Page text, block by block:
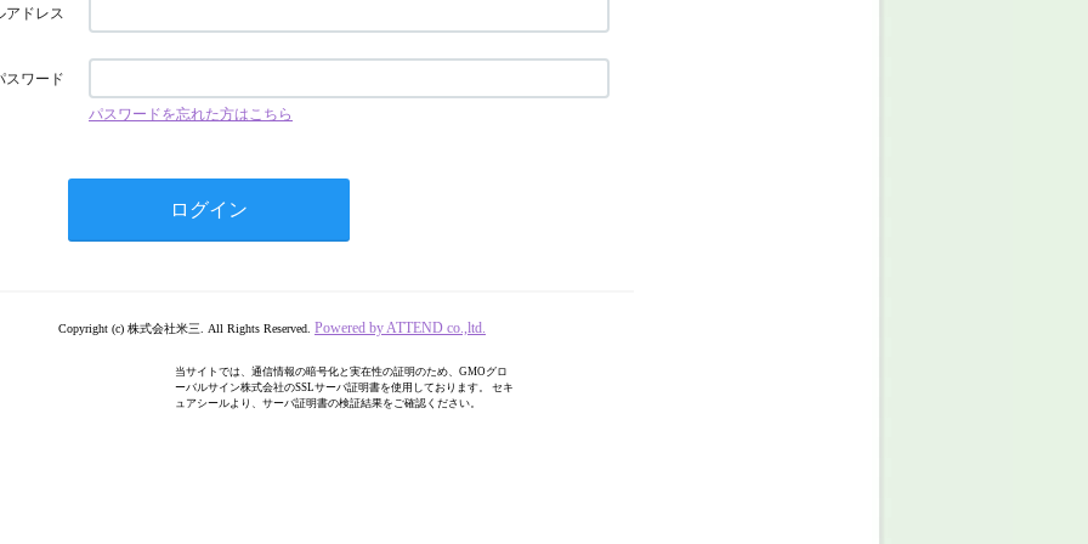
アドレス
スワード
パスワードを忘れた方はこちら
Copyright (c) 株式会社米三. All Rights Reserved. Powered by ATTEND co.,ltd.
当サイトでは、通信情報の暗号化と実在性の証明のため、GMOグロ
ーバルサイン株式会社のSSLサーバ証明書を使用しております。 セキ
ュアシールより、サーバ証明書の検証結果をご確認ください。